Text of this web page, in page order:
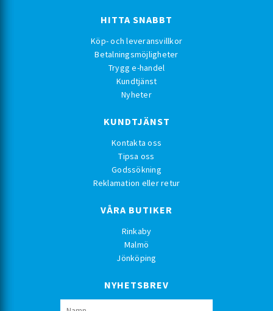
HITTA SNABBT
Köp- och leveransvillkor
Betalningsmöjligheter
Trygg e-handel
Kundtjänst
Nyheter
KUNDTJÄNST
Kontakta oss
Tipsa oss
Godssökning
Reklamation eller retur
VÅRA BUTIKER
Rinkaby
Malmö
Jönköping
NYHETSBREV